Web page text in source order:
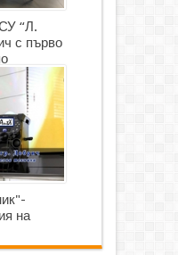
“Л.
с първо
на